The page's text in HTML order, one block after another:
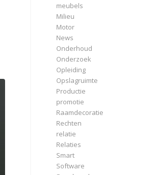
meubels
Milieu
Motor
News
Onderhoud
Onderzoek
Opleiding
Opslagruimte
Productie
promotie
Raamdecoratie
Rechten
relatie
Relaties
Smart
Software